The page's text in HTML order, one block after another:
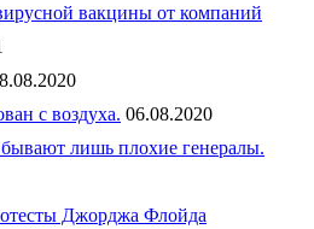
вакцины от компаний
с воздуха. 06.08.2020
лишь плохие генералы.
Джорджа Флойда